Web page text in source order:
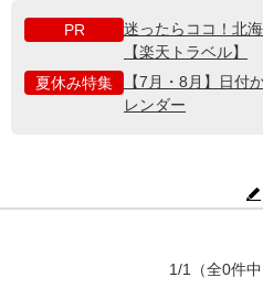
PR
迷ったらココ！北
【楽天トラベル】
夏休み特集
【7月・8月】日付
レンダー
1/1 （全0件